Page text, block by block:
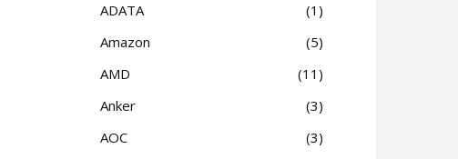
ADATA
1
Amazon
5
AMD
11
Anker
3
AOC
3